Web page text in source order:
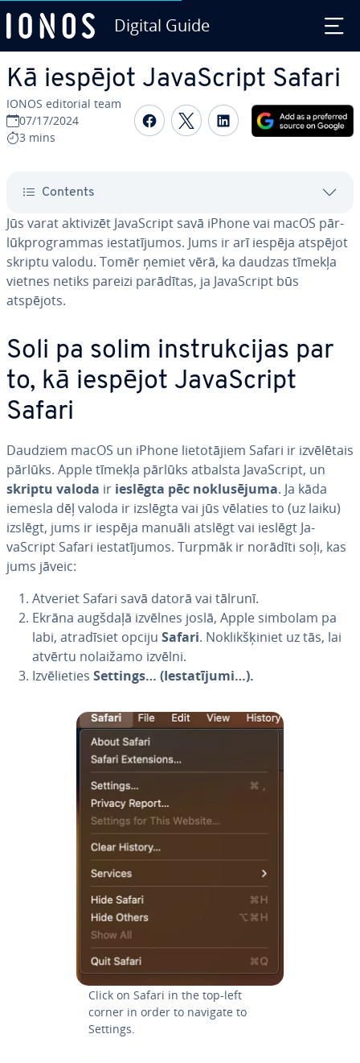
Digital Guide
Kā iespējot Ja­vaScript Safari
IONOS editorial team
07/17/2024
3 mins
Share on Facebook
Share on Twitter
Share on
Contents
Jūs varat aktivizēt Ja­vaScript savā iPhone vai macOS pār­
lūkprog­ram­mas ie­sta­tī­ju­mos. Jums ir arī iespēja atspējot
skriptu valodu. Tomēr ņemiet vērā, ka daudzas tīmekļa
vietnes netiks pareizi parādītas, ja Ja­vaScript būs
atspējots.
Soli pa solim ins­truk­ci­jas par
to, kā iespējot Ja­vaScript
Safari
Daudziem macOS un iPhone lie­to­tā­jiem Safari ir iz­vē­lē­tais
pārlūks. Apple tīmekļa pārlūks atbalsta Ja­vaScript, un
skriptu valoda ir ieslēgta pēc no­klu­sē­ju­ma. Ja kāda
iemesla dēļ valoda ir izslēgta vai jūs vēlaties to (uz laiku)
izslēgt, jums ir iespēja manuāli atslēgt vai ieslēgt Ja­
vaScript Safari ie­sta­tī­ju­mos. Turpmāk ir norādīti soļi, kas
jums jāveic:
Atveriet Safari savā datorā vai tālrunī.
Ekrāna augšdaļā izvēlnes joslā, Apple simbolam pa
labi, at­ra­dī­siet opciju Safari. No­klik­šķi­niet uz tās, lai
atvērtu nolaižamo izvēlni.
Iz­vē­lie­ties Settings… (Ie­sta­tī­ju­mi…).
Click on Safari in the top-left
corner in order to navigate to
Settings.